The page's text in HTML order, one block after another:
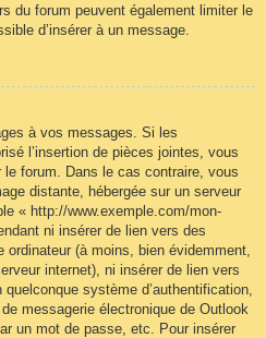
du forum peuvent également limiter le
d’insérer à un message.
à vos messages. Si les
l’insertion de pièces jointes, vous
forum. Dans le cas contraire, vous
distante, hébergée sur un serveur
« http://www.exemple.com/mon-
ni insérer de lien vers des
(à moins, bien évidemment,
internet), ni insérer de lien vers
système d’authentification,
messagerie électronique de Outlook
un mot de passe, etc. Pour insérer